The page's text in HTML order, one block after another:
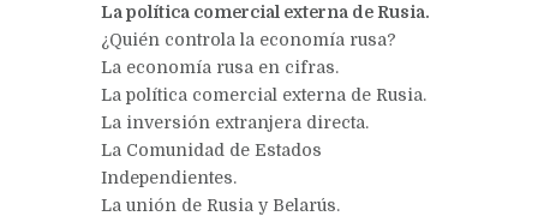
La política comercial externa de Rusia.
¿Quién controla la economía rusa?
La economía rusa en cifras.
La política comercial externa de Rusia.
La inversión extranjera directa.
La Comunidad de Estados
Independientes.
La unión de Rusia y Belarús.